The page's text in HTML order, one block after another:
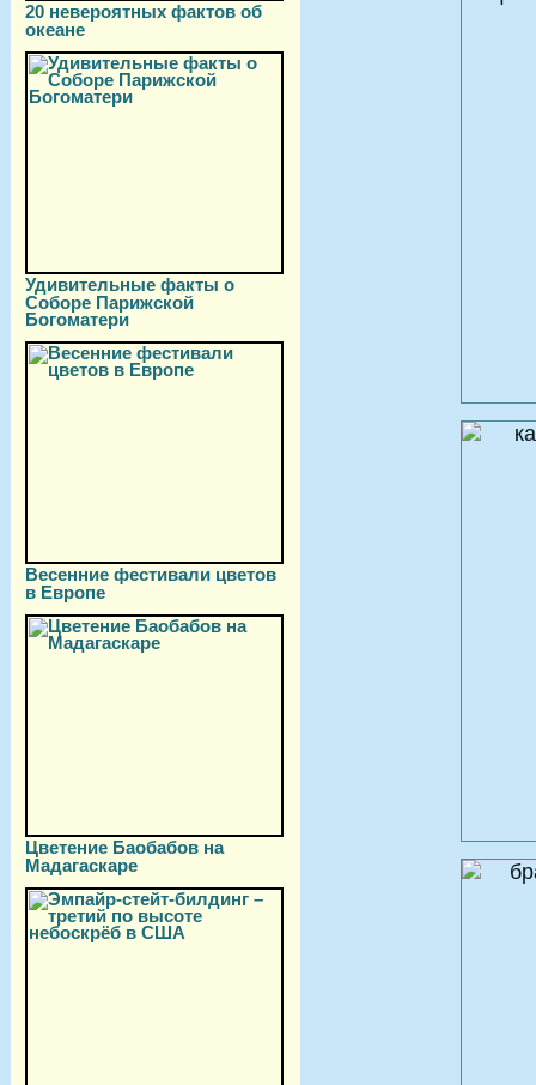
20 невероятных фактов об
океане
Удивительные факты о
Соборе Парижской
Богоматери
Весенние фестивали цветов
в Европе
Цветение Баобабов на
Мадагаскаре